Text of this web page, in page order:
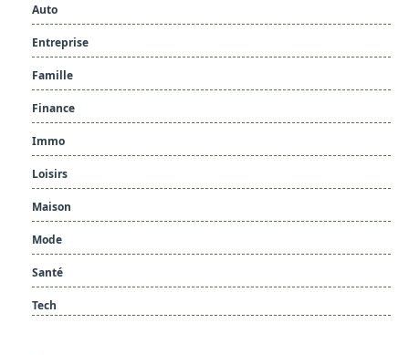
Auto
Entreprise
Famille
Finance
Immo
Loisirs
Maison
Mode
Santé
Tech